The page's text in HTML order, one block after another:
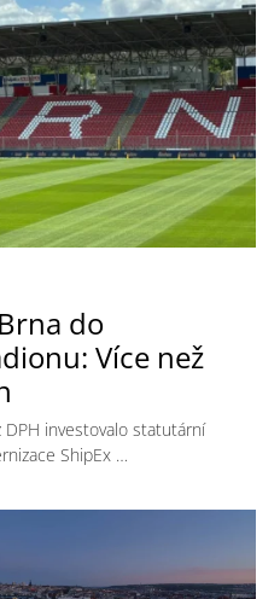
do
Více než
investovalo statutární
ShipEx …